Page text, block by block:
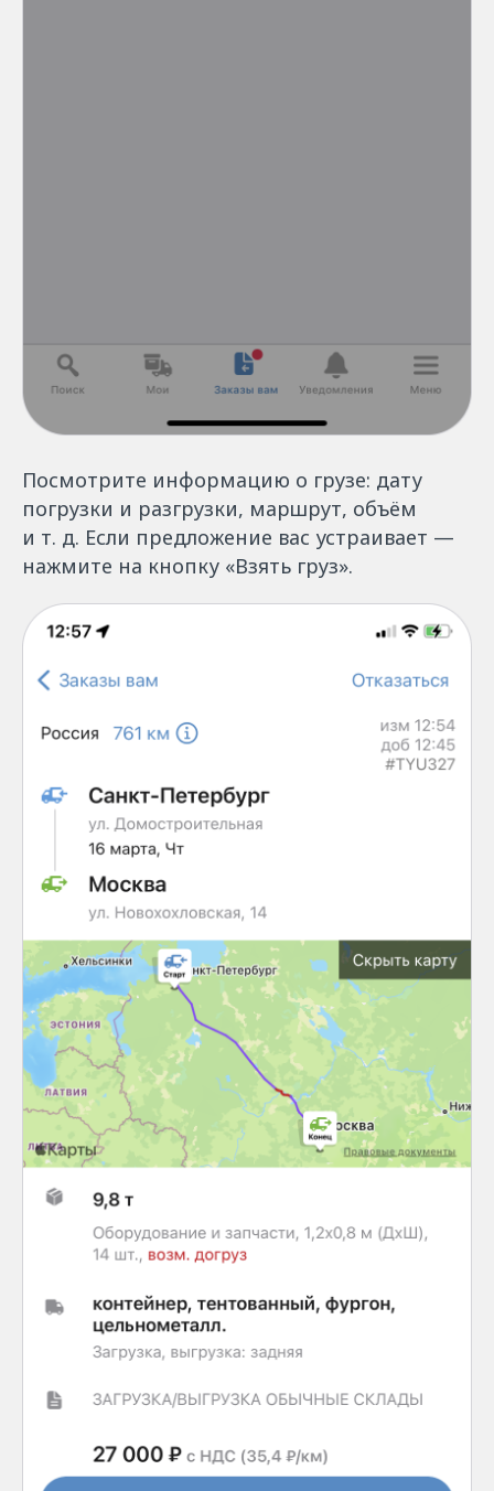
Посмотрите информацию о грузе: дату
погрузки и разгрузки, маршрут, объём
и т. д. Если предложение вас устраивает —
нажмите на кнопку «Взять груз».